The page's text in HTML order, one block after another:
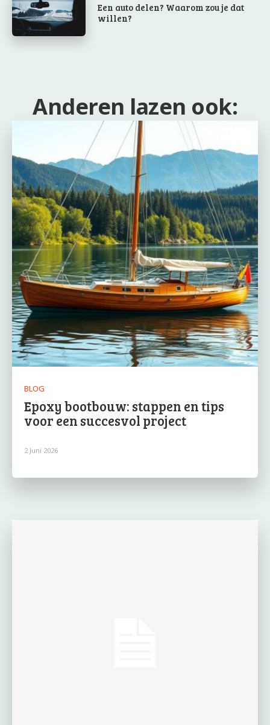
Een auto delen? Waarom zou je dat
willen?
Anderen lazen ook:
BLOG
Epoxy bootbouw: stappen en tips
voor een succesvol project
2 Juni 2026